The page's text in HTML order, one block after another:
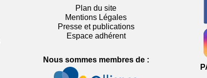
Plan du site
Mentions Légales
Presse et publications
Espace adhérent
Nous sommes membres de :